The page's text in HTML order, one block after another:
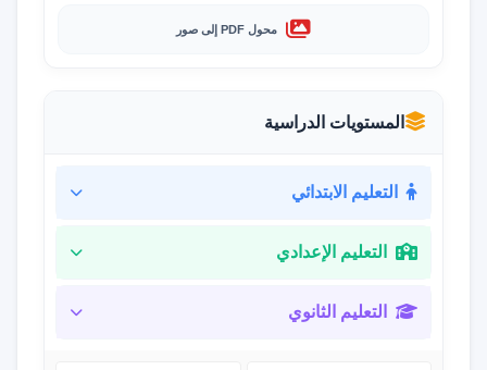
محول PDF إلى صور
المستويات الدراسية
التعليم الابتدائي
التعليم الإعدادي
التعليم الثانوي